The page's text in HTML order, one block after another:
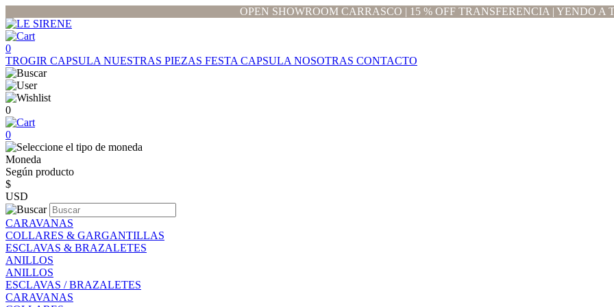
OPEN SHOWROOM CARRASCO | 15 % OFF TRANSFERENCIA | YENDO A
0
TROGIR CAPSULA NUESTRAS PIEZAS FESTA CAPSULA NOSOTRAS CONTACTO
0
0
Moneda
Según producto
$
USD
CARAVANAS
COLLARES & GARGANTILLAS
ESCLAVAS & BRAZALETES
ANILLOS
ANILLOS
ESCLAVAS / BRAZALETES
CARAVANAS